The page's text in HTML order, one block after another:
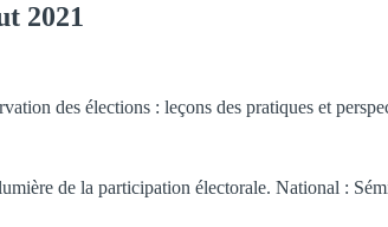
2021
des élections : leçons des pratiques et
de la participation électorale. National :